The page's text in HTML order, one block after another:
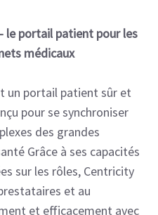
portail patient pour les
médicaux
un portail patient sûr et
pour se synchroniser
des grandes
Grâce à ses capacités
sur les rôles, Centricity
et au
et efficacement avec